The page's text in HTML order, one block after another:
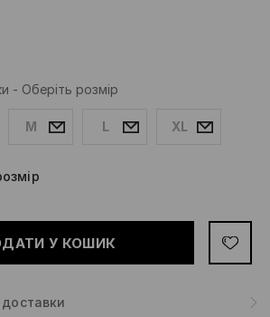
- Оберіть розмір
M L XL
У КОШИК
доставки